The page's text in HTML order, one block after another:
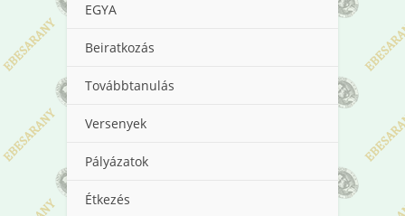
EGYA
Beiratkozás
Továbbtanulás
Versenyek
Pályázatok
Étkezés